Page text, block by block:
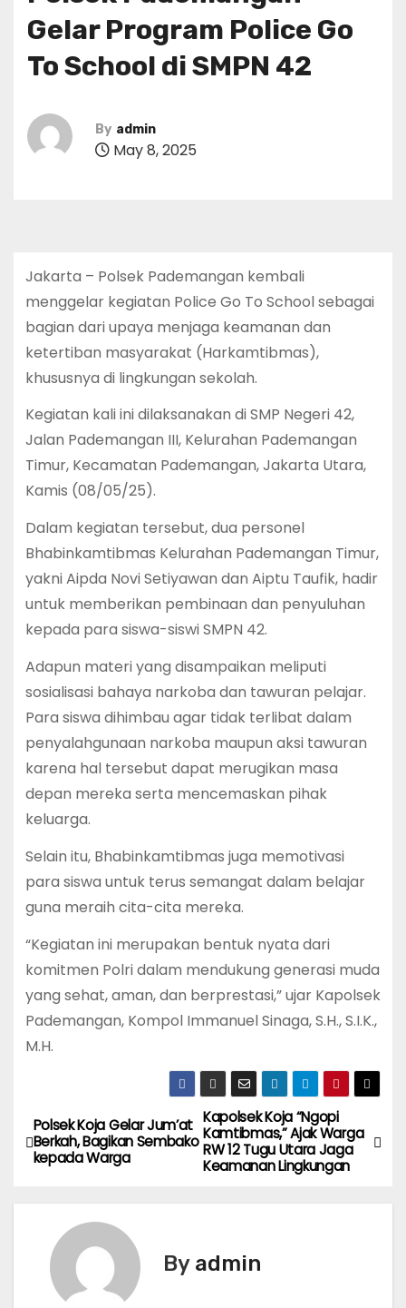
Gelar Program Police Go
To School di SMPN 42
By admin
May 8, 2025
Jakarta – Polsek Pademangan kembali
menggelar kegiatan Police Go To School sebagai
bagian dari upaya menjaga keamanan dan
ketertiban masyarakat (Harkamtibmas),
khususnya di lingkungan sekolah.
Kegiatan kali ini dilaksanakan di SMP Negeri 42,
Jalan Pademangan III, Kelurahan Pademangan
Timur, Kecamatan Pademangan, Jakarta Utara,
Kamis (08/05/25).
Dalam kegiatan tersebut, dua personel
Bhabinkamtibmas Kelurahan Pademangan Timur,
yakni Aipda Novi Setiyawan dan Aiptu Taufik, hadir
untuk memberikan pembinaan dan penyuluhan
kepada para siswa-siswi SMPN 42.
Adapun materi yang disampaikan meliputi
sosialisasi bahaya narkoba dan tawuran pelajar.
Para siswa dihimbau agar tidak terlibat dalam
penyalahgunaan narkoba maupun aksi tawuran
karena hal tersebut dapat merugikan masa
depan mereka serta mencemaskan pihak
keluarga.
Selain itu, Bhabinkamtibmas juga memotivasi
para siswa untuk terus semangat dalam belajar
guna meraih cita-cita mereka.
“Kegiatan ini merupakan bentuk nyata dari
komitmen Polri dalam mendukung generasi muda
yang sehat, aman, dan berprestasi,” ujar Kapolsek
Pademangan, Kompol Immanuel Sinaga, S.H., S.I.K.,
M.H.
P
o
Kapolsek Koja “Ngopi
Kamtibmas,” Ajak Warga
RW 12 Tugu Utara Jaga
Keamanan Lingkungan
Polsek Koja Gelar Jum’at
Berkah, Bagikan Sembako
kepada Warga
By admin